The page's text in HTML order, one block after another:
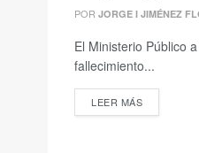
POR JORGE I JIMÉNEZ
El Ministerio Público
fallecimiento...
LEER MÁS